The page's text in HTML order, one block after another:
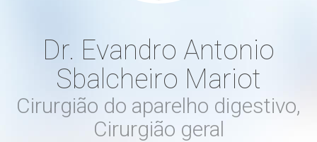
Dr. Evandro Antonio
Sbalcheiro Mariot
Cirurgião do aparelho digestivo,
Cirurgião geral